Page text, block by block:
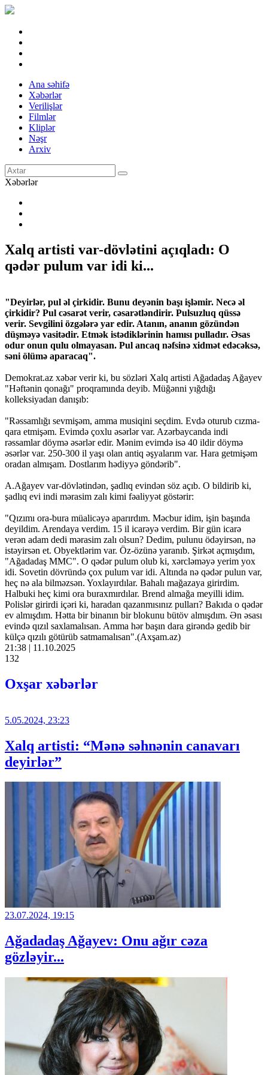
Ana səhifə
Xəbərlər
Verilişlər
Filmlər
Kliplər
Nəşr
Arxiv
Xəbərlər
Xalq artisti var-dövlətini açıqladı: O
qədər pulum var idi ki...
"Deyirlər, pul əl çirkidir. Bunu deyənin başı işləmir. Necə əl
çirkidir? Pul cəsarət verir, cəsarətləndirir. Pulsuzluq qüssə
verir. Sevgilini özgələrə yar edir. Atanın, ananın gözündən
düşməyə vasitədir. Etmək istədiklərinin hamısı pulladır. Əsas
odur onun qulu olmayasan. Pul ancaq nəfsinə xidmət edəcəksə,
səni ölümə aparacaq".
Demokrat.az xəbər verir ki, bu sözləri Xalq artisti Ağadadaş Ağayev
"Həftənin qonağı" proqramında deyib. Müğənni yığdığı
kolleksiyadan danışıb:
"Rəssamlığı sevmişəm, amma musiqini seçdim. Evdə oturub cızma-
qara etmişəm. Evimdə çoxlu əsərlər var. Azərbaycanda indi
rəssamlar döymə əsərlər edir. Mənim evimdə isə 40 ildir döymə
əsərlər var. 250-300 il yaşı olan antiq əşyalarım var. Hara getmişəm
oradan almışam. Dostlarım hədiyyə göndərib".
A.Ağayev var-dövlətindən, şadlıq evindən söz açıb. O bildirib ki,
şadlıq evi indi mərasim zalı kimi fəaliyyət göstərir:
"Qızımı ora-bura müalicəyə aparırdım. Məcbur idim, işin başında
deyildim. Arendaya verdim. 15 il icarəyə verdim. Bir gün icarə
verən adam dedi mərasim zalı olsun? Dedim, pulunu ödəyirsən, nə
istəyirsən et. Obyektlərim var. Öz-özünə yaranıb. Şirkət açmışdım,
"Ağadadaş MMC". O qədər pulum olub ki, xərcləməyə yerim yox
idi. Sovetin dövründə çox pulum var idi. Altında nə qədər pulun var,
heç nə ala bilməzsən. Yoxlayırdılar. Bahalı mağazaya girirdim.
Halbuki heç kimi ora buraxmırdılar. Brend almağa meyilli idim.
Polislər girirdi içəri ki, haradan qazanmısınız pulları? Bakıda o qədər
ev almışdım. Hətta bir binanın bir blokunu bütöv almışdım. Ən əsası
evində qızıl saxlamalısan. Amma hər başın dara girəndə gedib bir
külçə qızılı götürüb satmamalısan".(Axşam.az)
21:38 | 11.10.2025
132
Oxşar xəbərlər
5.05.2024, 23:23
Xalq artisti: “Mənə səhnənin canavarı
deyirlər”
23.07.2024, 19:15
Ağadadaş Ağayev: Onu ağır cəza
gözləyir...